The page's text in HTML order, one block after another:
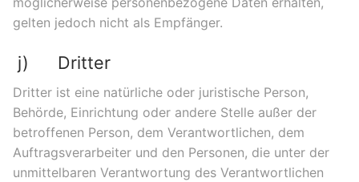
gelten jedoch nicht als Empfänger.
j) Dritter
Dritter ist eine natürliche oder juristische Person,
Behörde, Einrichtung oder andere Stelle außer der
betroffenen Person, dem Verantwortlichen, dem
Auftragsverarbeiter und den Personen, die unter der
unmittelbaren Verantwortung des Verantwortlichen